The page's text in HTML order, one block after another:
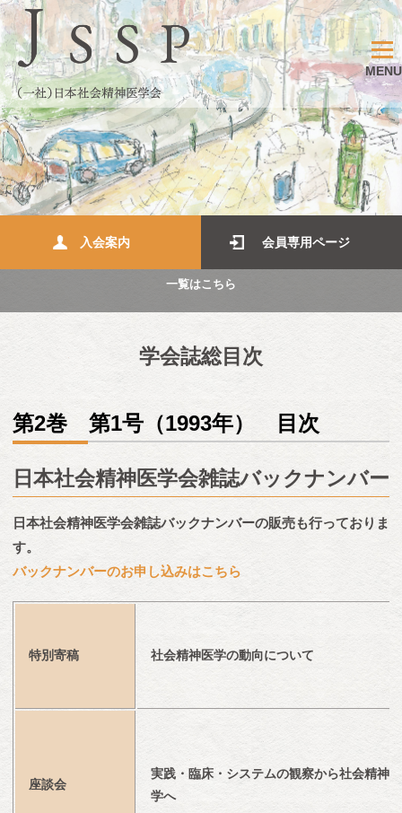
MENU
入会案内 会員専用ページ
一覧はこちら
学会誌総目次
第2巻 第1号（1993年） 目次
日本社会精神医学会雑誌バックナンバー
日本社会精神医学会雑誌バックナンバーの販売も行っておりま
す。
バックナンバーのお申し込みはこちら
特別寄稿 社会精神医学の動向について
座談会
実践・臨床・システムの観察から社会精神医
学へ